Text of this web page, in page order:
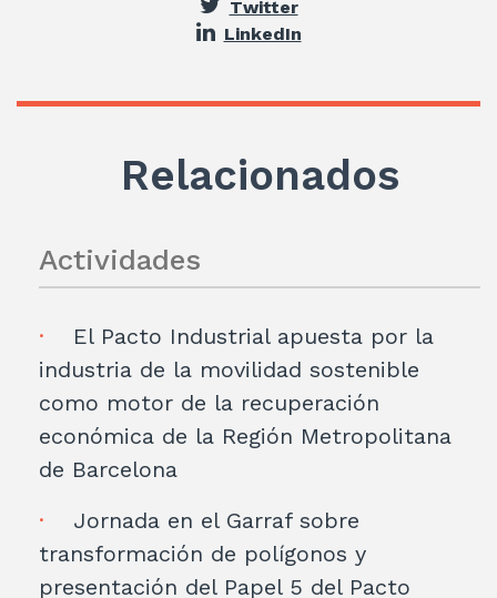
Twitter
LinkedIn
Relacionados
Actividades
El Pacto Industrial apuesta por la
industria de la movilidad sostenible
como motor de la recuperación
económica de la Región Metropolitana
de Barcelona
Jornada en el Garraf sobre
transformación de polígonos y
presentación del Papel 5 del Pacto